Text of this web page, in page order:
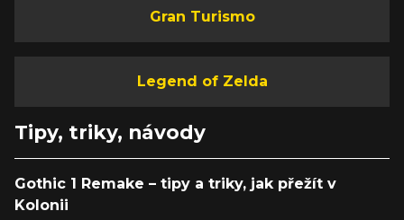
Gran Turismo
Legend of Zelda
Tipy, triky, návody
Gothic 1 Remake – tipy a triky, jak přežít v
Kolonii